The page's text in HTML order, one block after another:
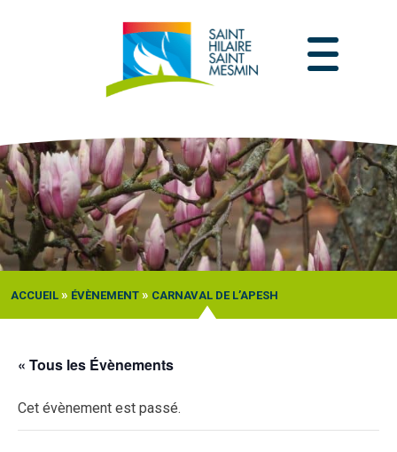
ACCUEIL » ÉVÈNEMENT » CARNAVAL DE L’APESH
« Tous les Évènements
Cet évènement est passé.